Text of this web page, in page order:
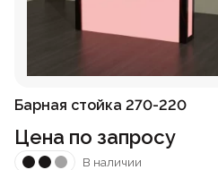
Барная стойка 270-220
Цена по запросу
В наличии